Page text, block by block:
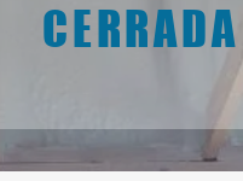
CERRADA